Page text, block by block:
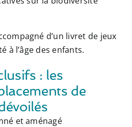
d’un livret de jeux
à l’âge des enfants.
: les
de
et aménagé